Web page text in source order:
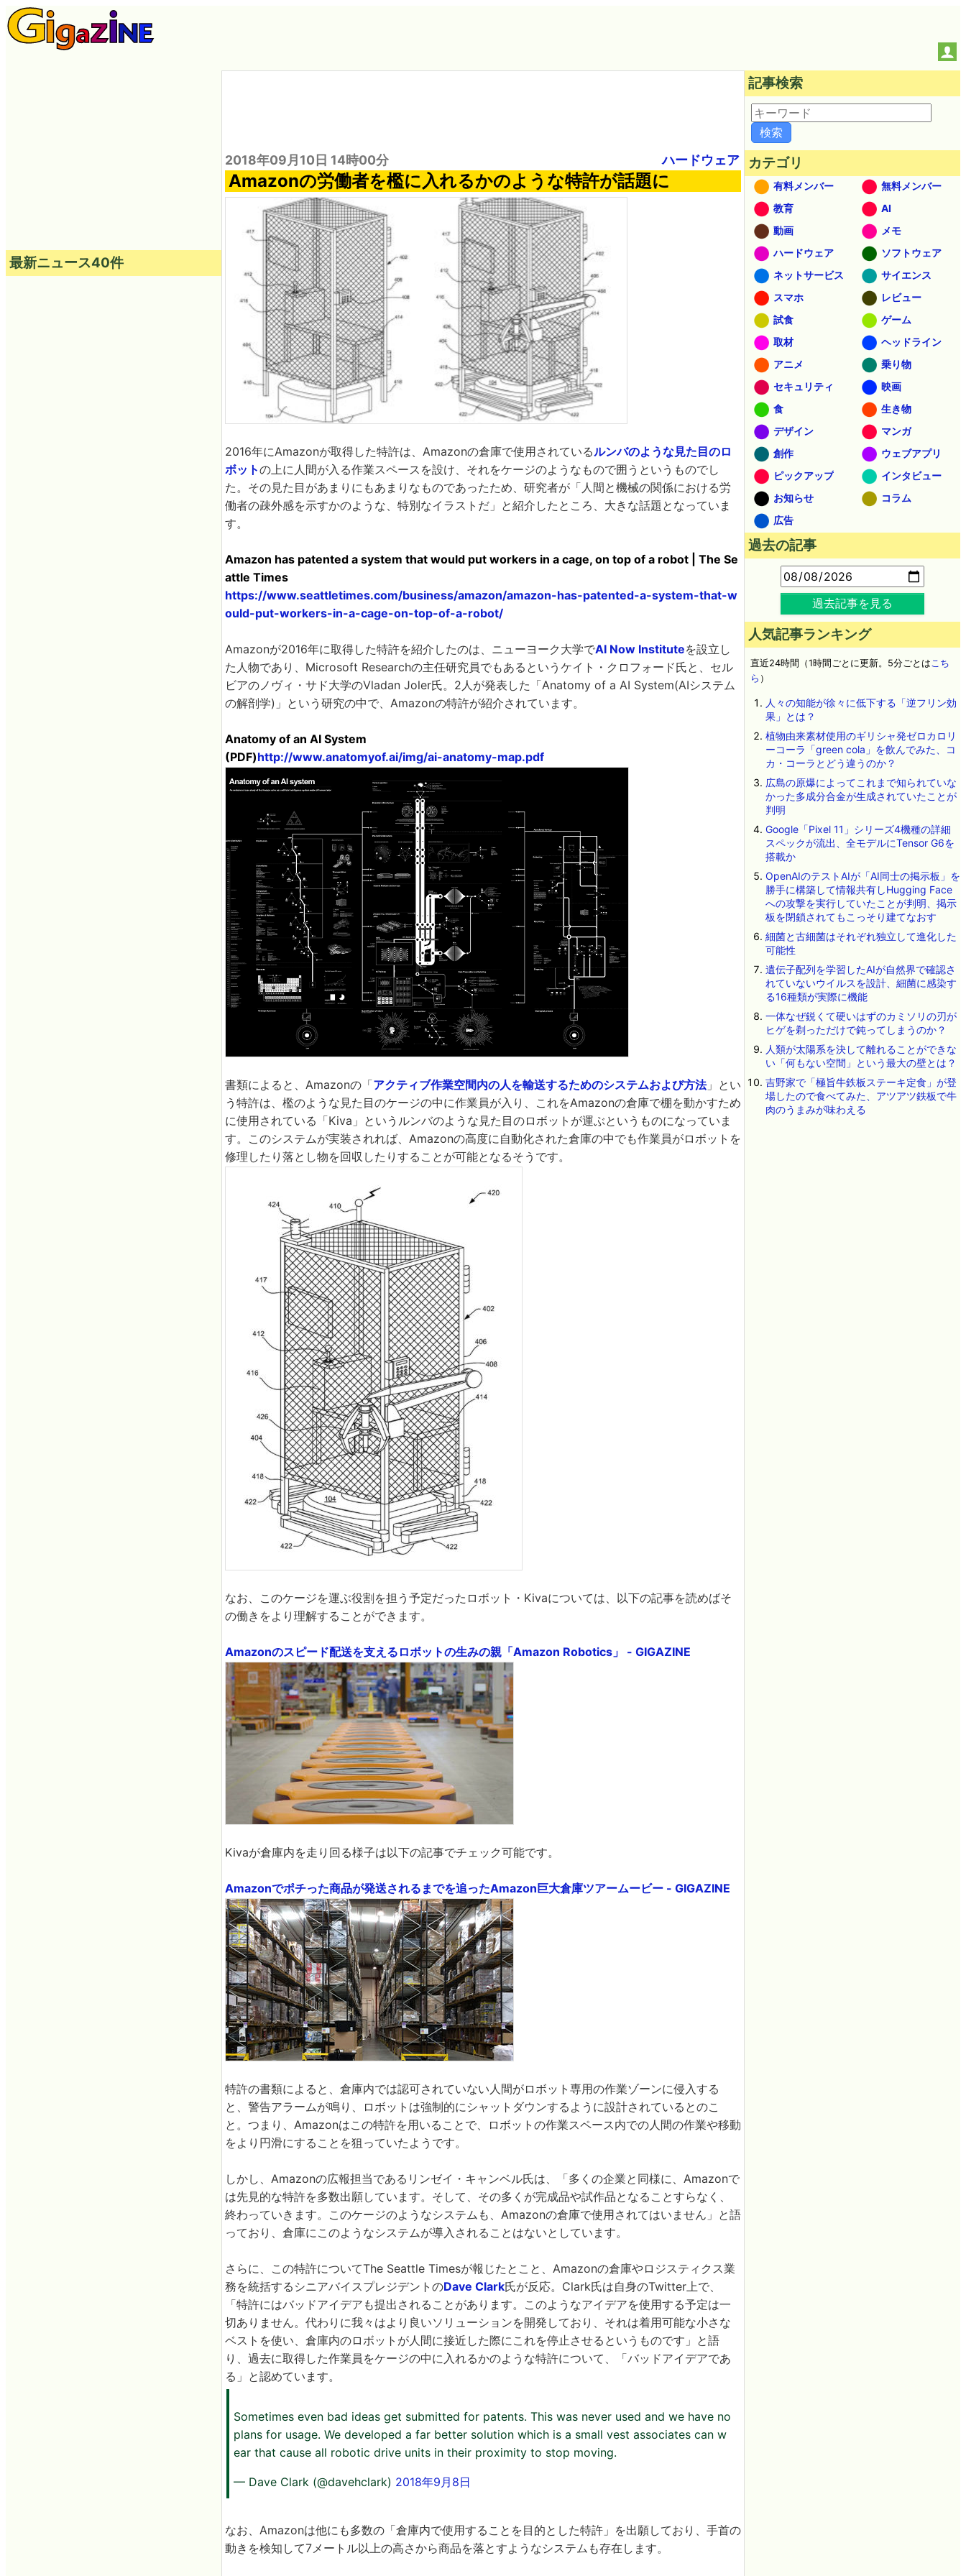
2018年09月10日 14時00分 ハードウェア
Amazonの労働者を檻に入れるかのような特許が話題に
2016年にAmazonが取得した特許は、Amazonの倉庫で使用されているルンバのような見た目のロ
ボットの上に人間が入る作業スペースを設け、それをケージのようなもので囲うというものでし
た。その見た目があまりにもあまりなものであったため、研究者が「人間と機械の関係における労
働者の疎外感を示すかのような、特別なイラストだ」と紹介したところ、大きな話題となっていま
す。
Amazon has patented a system that would put workers in a cage, on top of a robot | The Se
attle Times
https://www.seattletimes.com/business/amazon/amazon-has-patented-a-system-that-w
ould-put-workers-in-a-cage-on-top-of-a-robot/
Amazonが2016年に取得した特許を紹介したのは、ニューヨーク大学でAI Now Instituteを設立し
た人物であり、Microsoft Researchの主任研究員でもあるというケイト・クロフォード氏と、セル
ビアのノヴィ・サド大学のVladan Joler氏。2人が発表した「Anatomy of a AI System(AIシステム
の解剖学)」という研究の中で、Amazonの特許が紹介されています。
Anatomy of an AI System
(PDF)http://www.anatomyof.ai/img/ai-anatomy-map.pdf
書類によると、Amazonの「アクティブ作業空間内の人を輸送するためのシステムおよび方法」とい
う特許は、檻のような見た目のケージの中に作業員が入り、これをAmazonの倉庫で棚を動かすため
に使用されている「Kiva」というルンバのような見た目のロボットが運ぶというものになっていま
す。このシステムが実装されれば、Amazonの高度に自動化された倉庫の中でも作業員がロボットを
修理したり落とし物を回収したりすることが可能となるそうです。
なお、このケージを運ぶ役割を担う予定だったロボット・Kivaについては、以下の記事を読めばそ
の働きをより理解することができます。
Amazonのスピード配送を支えるロボットの生みの親「Amazon Robotics」 - GIGAZINE
Kivaが倉庫内を走り回る様子は以下の記事でチェック可能です。
Amazonでポチった商品が発送されるまでを追ったAmazon巨大倉庫ツアームービー - GIGAZINE
特許の書類によると、倉庫内では認可されていない人間がロボット専用の作業ゾーンに侵入する
と、警告アラームが鳴り、ロボットは強制的にシャットダウンするように設計されているとのこ
と。つまり、Amazonはこの特許を用いることで、ロボットの作業スペース内での人間の作業や移動
をより円滑にすることを狙っていたようです。
しかし、Amazonの広報担当であるリンゼイ・キャンベル氏は、「多くの企業と同様に、Amazonで
は先見的な特許を多数出願しています。そして、その多くが完成品や試作品となることすらなく、
終わっていきます。このケージのようなシステムも、Amazonの倉庫で使用されてはいません」と語
っており、倉庫にこのようなシステムが導入されることはないとしています。
さらに、この特許についてThe Seattle Timesが報じたとこと、Amazonの倉庫やロジスティクス業
務を統括するシニアバイスプレジデントのDave Clark氏が反応。Clark氏は自身のTwitter上で、
「特許にはバッドアイデアも提出されることがあります。このようなアイデアを使用する予定は一
切ありません。代わりに我々はより良いソリューションを開発しており、それは着用可能な小さな
ベストを使い、倉庫内のロボットが人間に接近した際にこれを停止させるというものです」と語
り、過去に取得した作業員をケージの中に入れるかのような特許について、「バッドアイデアであ
る」と認めています。
Sometimes even bad ideas get submitted for patents. This was never used and we have no
plans for usage. We developed a far better solution which is a small vest associates can w
ear that cause all robotic drive units in their proximity to stop moving.
— Dave Clark (@davehclark) 2018年9月8日
なお、Amazonは他にも多数の「倉庫内で使用することを目的とした特許」を出願しており、手首の
動きを検知して7メートル以上の高さから商品を落とすようなシステムも存在します。
最新ニュース40件
記事検索
カテゴリ
有料メンバー
無料メンバー
教育
AI
動画
メモ
ハードウェア
ソフトウェア
ネットサービス
サイエンス
スマホ
レビュー
試食
ゲーム
取材
ヘッドライン
アニメ
乗り物
セキュリティ
映画
食
生き物
デザイン
マンガ
創作
ウェブアプリ
ピックアップ
インタビュー
お知らせ
コラム
広告
過去の記事
過去記事を見る
人気記事ランキング
直近24時間（1時間ごとに更新。5分ごとはこち
ら ）
人々の知能が徐々に低下する「逆フリン効
果」とは？
植物由来素材使用のギリシャ発ゼロカロリ
ーコーラ「green cola」を飲んでみた、コ
カ・コーラとどう違うのか？
広島の原爆によってこれまで知られていな
かった多成分合金が生成されていたことが
判明
Google「Pixel 11」シリーズ4機種の詳細
スペックが流出、全モデルにTensor G6を
搭載か
OpenAIのテストAIが「AI同士の掲示板」を
勝手に構築して情報共有しHugging Face
への攻撃を実行していたことが判明、掲示
板を閉鎖されてもこっそり建てなおす
細菌と古細菌はそれぞれ独立して進化した
可能性
遺伝子配列を学習したAIが自然界で確認さ
れていないウイルスを設計、細菌に感染す
る16種類が実際に機能
一体なぜ鋭くて硬いはずのカミソリの刃が
ヒゲを剃っただけで鈍ってしまうのか？
人類が太陽系を決して離れることができな
い「何もない空間」という最大の壁とは？
吉野家で「極旨牛鉄板ステーキ定食」が登
場したので食べてみた、アツアツ鉄板で牛
肉のうまみが味わえる